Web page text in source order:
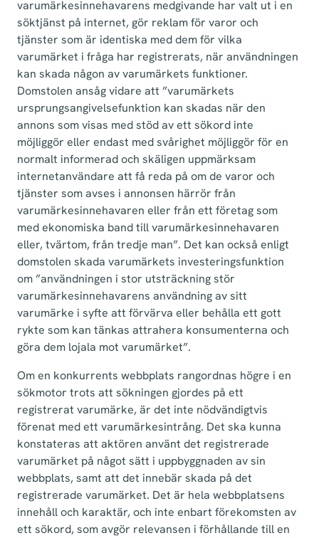
varumärkesinnehavarens medgivande har valt ut i en
söktjänst på internet, gör reklam för varor och
tjänster som är identiska med dem för vilka
varumärket i fråga har registrerats, när användningen
kan skada någon av varumärkets funktioner.
Domstolen ansåg vidare att ”varumärkets
ursprungsangivelsefunktion kan skadas när den
annons som visas med stöd av ett sökord inte
möjliggör eller endast med svårighet möjliggör för en
normalt informerad och skäligen uppmärksam
internetanvändare att få reda på om de varor och
tjänster som avses i annonsen härrör från
varumärkesinnehavaren eller från ett företag som
med ekonomiska band till varumärkesinnehavaren
eller, tvärtom, från tredje man”. Det kan också enligt
domstolen skada varumärkets investeringsfunktion
om ”användningen i stor utsträckning stör
varumärkesinnehavarens användning av sitt
varumärke i syfte att förvärva eller behålla ett gott
rykte som kan tänkas attrahera konsumenterna och
göra dem lojala mot varumärket”.
Om en konkurrents webbplats rangordnas högre i en
sökmotor trots att sökningen gjordes på ett
registrerat varumärke, är det inte nödvändigtvis
förenat med ett varumärkesintrång. Det ska kunna
konstateras att aktören använt det registrerade
varumärket på något sätt i uppbyggnaden av sin
webbplats, samt att det innebär skada på det
registrerade varumärket. Det är hela webbplatsens
innehåll och karaktär, och inte enbart förekomsten av
ett sökord, som avgör relevansen i förhållande till en